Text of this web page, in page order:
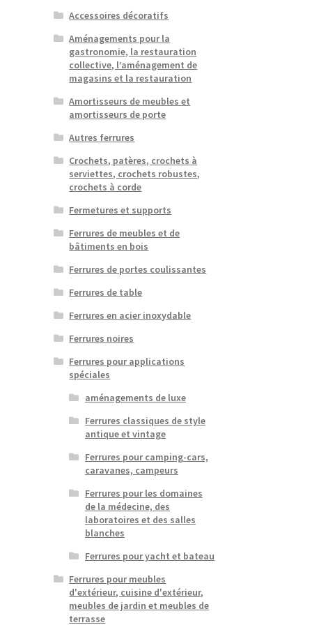
Accessoires décoratifs
Aménagements pour la
gastronomie, la restauration
collective, l’aménagement de
magasins et la restauration
Amortisseurs de meubles et
amortisseurs de porte
Autres ferrures
Crochets, patères, crochets à
serviettes, crochets robustes,
crochets à corde
Fermetures et supports
Ferrures de meubles et de
bâtiments en bois
Ferrures de portes coulissantes
Ferrures de table
Ferrures en acier inoxydable
Ferrures noires
Ferrures pour applications
spéciales
aménagements de luxe
Ferrures classiques de style
antique et vintage
Ferrures pour camping-cars,
caravanes, campeurs
Ferrures pour les domaines
de la médecine, des
laboratoires et des salles
blanches
Ferrures pour yacht et bateau
Ferrures pour meubles
d'extérieur, cuisine d'extérieur,
meubles de jardin et meubles de
terrasse